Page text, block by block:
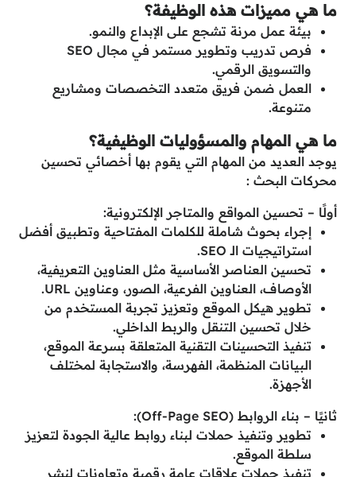
ما هي مميزات هذه الوظيفة؟
بيئة عمل مرنة تشجع على الإبداع والنمو.
فرص تدريب وتطوير مستمر في مجال SEO
والتسويق الرقمي.
العمل ضمن فريق متعدد التخصصات ومشاريع
متنوعة.
ما هي المهام والمسؤوليات الوظيفية؟
يوجد العديد من المهام التي يقوم بها أخصائي تحسين
محركات البحث :
أولًا – تحسين المواقع والمتاجر الإلكترونية:
إجراء بحوث شاملة للكلمات المفتاحية وتطبيق أفضل
استراتيجيات الـ SEO.
تحسين العناصر الأساسية مثل العناوين التعريفية،
الأوصاف، العناوين الفرعية، الصور، وعناوين URL.
تطوير هيكل الموقع وتعزيز تجربة المستخدم من
خلال تحسين التنقل والربط الداخلي.
تنفيذ التحسينات التقنية المتعلقة بسرعة الموقع،
البيانات المنظمة، الفهرسة، والاستجابة لمختلف
الأجهزة.
ثانيًا – بناء الروابط (Off-Page SEO):
تطوير وتنفيذ حملات لبناء روابط عالية الجودة لتعزيز
سلطة الموقع.
تنفيذ حملات علاقات عامة رقمية وتعاونات لنشر